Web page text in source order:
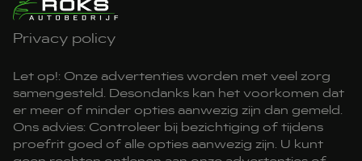
Privacy policy
Let op!: Onze advertenties worden met veel zorg
samengesteld. Desondanks kan het voorkomen dat
er meer of minder opties aanwezig zijn dan gemeld.
Ons advies: Controleer bij bezichtiging of tijdens
proefrit goed of alle opties aanwezig zijn. U kunt